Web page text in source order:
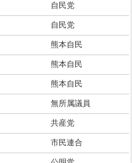
自民党
自民党
熊本自民
熊本自民
熊本自民
無所属議員
共産党
市民連合